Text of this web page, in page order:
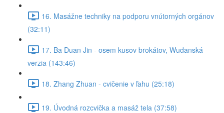
16. Masážne techniky na podporu vnútorných orgánov
(32:11)
17. Ba Duan Jin - osem kusov brokátov, Wudanská
verzia (143:46)
18. Zhang Zhuan - cvičenie v ľahu (25:18)
19. Úvodná rozcvička a masáž tela (37:58)